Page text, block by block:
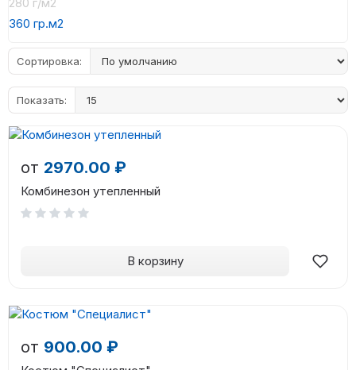
360 гр.м2
Сортировка:
Показать:
от 2970.00 ₽
Комбинезон утепленный
В корзину
от 900.00 ₽